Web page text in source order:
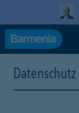
Datenschutz